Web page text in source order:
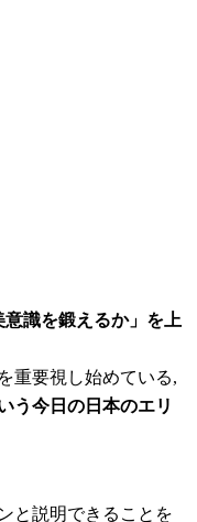
識を鍛えるか」を上
重要視し始めている,
う今日の日本のエリ
と説明できることを